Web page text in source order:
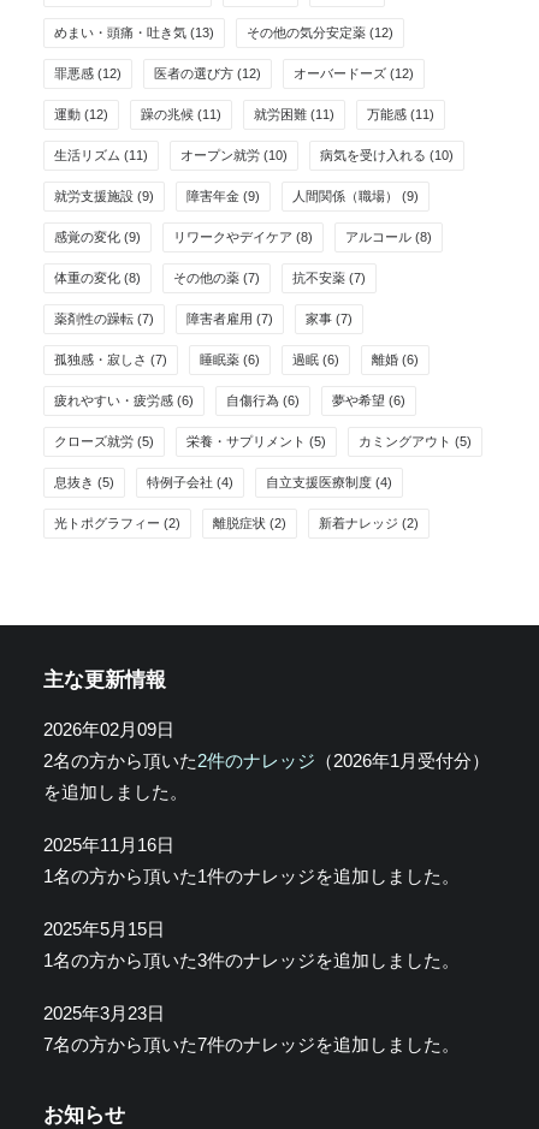
めまい・頭痛・吐き気 (13) その他の気分安定薬 (12)
罪悪感 (12) 医者の選び方 (12) オーバードーズ (12)
運動 (12) 躁の兆候 (11) 就労困難 (11) 万能感 (11)
生活リズム (11) オープン就労 (10) 病気を受け入れる (10)
就労支援施設 (9) 障害年金 (9) 人間関係（職場） (9)
感覚の変化 (9) リワークやデイケア (8) アルコール (8)
体重の変化 (8) その他の薬 (7) 抗不安薬 (7)
薬剤性の躁転 (7) 障害者雇用 (7) 家事 (7)
孤独感・寂しさ (7) 睡眠薬 (6) 過眠 (6) 離婚 (6)
疲れやすい・疲労感 (6) 自傷行為 (6) 夢や希望 (6)
クローズ就労 (5) 栄養・サプリメント (5) カミングアウト (5)
息抜き (5) 特例子会社 (4) 自立支援医療制度 (4)
光トポグラフィー (2) 離脱症状 (2) 新着ナレッジ (2)
主な更新情報
2026年02月09日
2名の方から頂いた2件のナレッジ （2026年1月受付分）
を追加しました。
2025年11月16日
1名の方から頂いた1件のナレッジを追加しました。
2025年5月15日
1名の方から頂いた3件のナレッジを追加しました。
2025年3月23日
7名の方から頂いた7件のナレッジを追加しました。
お知らせ